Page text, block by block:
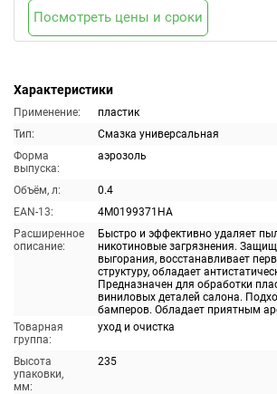
Характеристики
Применение:
пластик
Тип:
Смазка универсальная
Форма
выпуска:
аэрозоль
Объём, л:
0.4
EAN-13:
4M0199371HA
Расширенное
описание:
Быстро и эффективно удаляет
никотиновые загрязнения.
выгорания, восстанавливает
структуру, обладает
Предназначен для обработки
виниловых деталей салона.
бамперов. Обладает приятным
Товарная
группа:
уход и очистка
Высота
упаковки,
мм:
235
Посмотреть цены и сроки